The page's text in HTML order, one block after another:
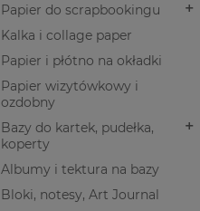
Papier do scrapbookingu
Kalka i collage paper
Papier i płótno na okładki
Papier wizytówkowy i
ozdobny
Bazy do kartek, pudełka,
koperty
Albumy i tektura na bazy
Bloki, notesy, Art Journal